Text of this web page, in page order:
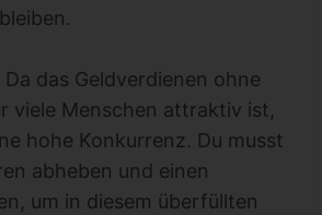
das Geldverdienen ohne
viele Menschen attraktiv ist,
hohe Konkurrenz. Du musst
abheben und einen
um in diesem überfüllten